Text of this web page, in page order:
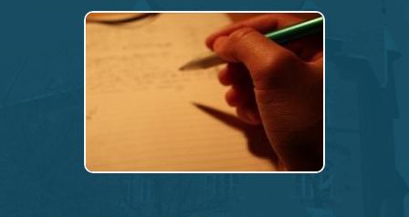
Munkatársaink
Kollégium